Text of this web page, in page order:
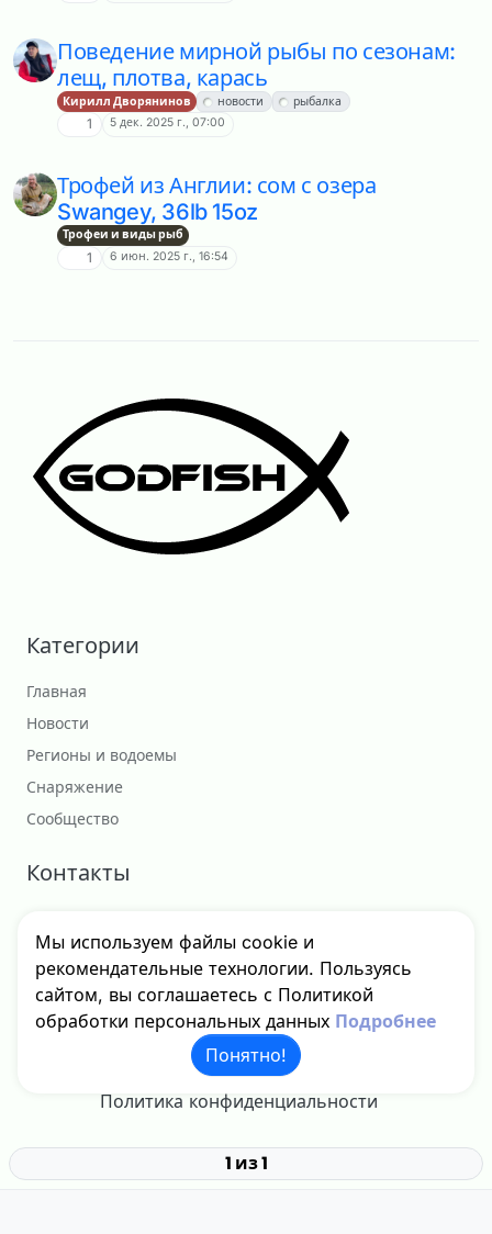
Поведение мирной рыбы по сезонам:
лещ, плотва, карась
Кирилл Дворянинов новости рыбалка
1 5 дек. 2025 г., 07:00
Трофей из Англии: сом с озера
Swangey, 36lb 15oz
Трофеи и виды рыб
1 6 июн. 2025 г., 16:54
Категории
Главная
Новости
Регионы и водоемы
Снаряжение
Сообщество
Контакты
godfishru@yandex.ru
© 2024 - 2026 GodFish, Inc. Все права защищены.
Политика конфиденциальности
1 из 1
Мы используем файлы cookie и
рекомендательные технологии. Пользуясь
сайтом, вы соглашаетесь с Политикой
обработки персональных данных Подробнее
Понятно!